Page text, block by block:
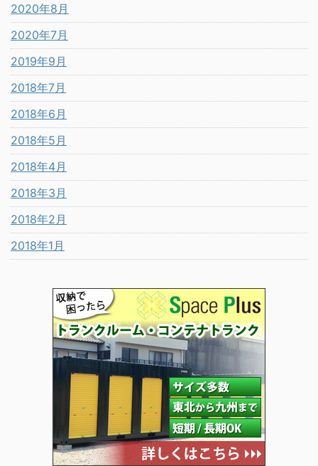
2020年8月
2020年7月
2019年9月
2018年7月
2018年6月
2018年5月
2018年4月
2018年3月
2018年2月
2018年1月